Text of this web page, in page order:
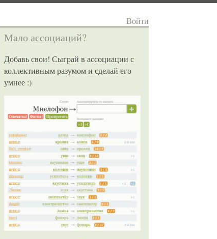
Войти
Мало ассоциаций?
Добавь свои! Сыграй в ассоциации с
коллективным разумом и сделай его
умнее :)